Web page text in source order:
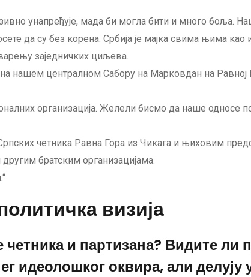
унапређује, мада би могла бити и много боља.
да су без корена. Србија је мајка свима њима као
заједничких циљева.
нашем централном Сабору на Марковдан на Равној
организација. Желели бисмо да наше односе
четника Равна Гора из Чикага и њиховим
братским организацијама.
визија
и партизана? Видите ли
идеолошког оквира, али делују